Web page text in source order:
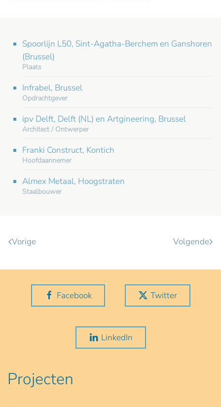
Spoorlijn L50, Sint-Agatha-Berchem en Ganshoren
(Brussel)
Plaats
Infrabel, Brussel
Opdrachtgever
ipv Delft, Delft (NL) en Artgineering, Brussel
Architect / Ontwerper
Franki Construct, Kontich
Hoofdaannemer
Almex Metaal, Hoogstraten
Staalbouwer
Vorige Volgende
Facebook Twitter
LinkedIn
Projecten